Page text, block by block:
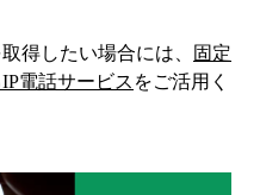
取得したい場合には、
固定
電話サービス をご活用く